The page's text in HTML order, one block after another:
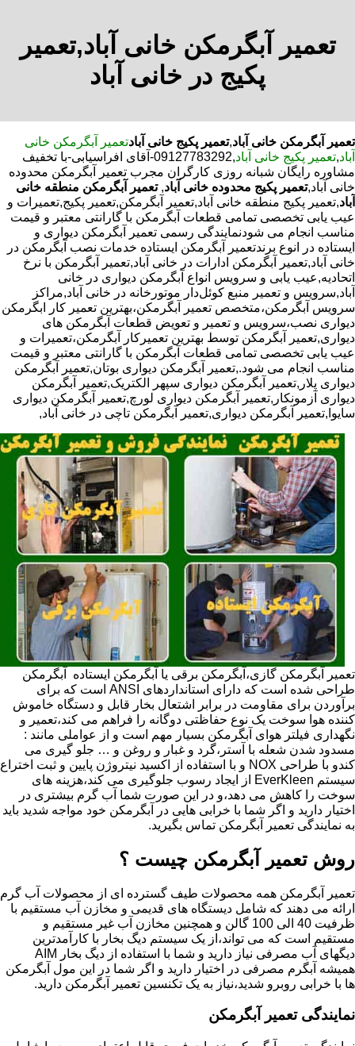
تعمیر آبگرمکن خانی آباد,تعمیر
پکیج در خانی آباد
تعمیر آبگرمکن خانی آباد,تعمیر پکیج خانی آبادتعمیر آبگرمکن خانی
آباد,تعمیر پکیج خانی آباد
,09127783292-آقای افراسیابی-با تخفیف
مشاوره رایگان شبانه روزی کارگران مجرب تعمیر آبگرمکن محدوده
خانی آباد,تعمیر پکیج محدوده خانی آباد, تعمیر آبگرمکن منطقه خانی
آباد,تعمیر پکیج منطقه خانی آباد,تعمیر آبگرمکن,تعمیر پکیج,تعمیرات و
عیب یابی تخصصی تمامی قطعات آبگرمکن با گارانتی معتبر و قیمت
مناسب انجام می شودنمایندگی رسمی تعمیر آبگرمکن دیواری و
ایستاده در انوع برندتعمیر آبگرمکن ایستاده خدمات نصب آبگرمکن در
خانی آباد,تعمیر آبگرمکن ادارات در خانی آباد,تعمیر آبگرمکن با نرخ
اتحادیه,عیب یابی و سرویس انواع آبگرمکن دیواری در خانی
آباد,سرویس و تعمیر منبع کوئل‌دار موتورخانه در خانی آباد,مراکز
سرویس آبگرمکن،متخصص تعمیر آبگرمکن،بهترین تعمیر کار ابگرمکن
دیواری نصب،سرویس و تعمیر و تعویض قطعات آبگرمکن های
دیواری,تعمیر آبگرمکن توسط بهترین تعمیرکار آبگرمکن،تعمیرات و
عیب یابی تخصصی تمامی قطعات آبگرمکن با گارانتی معتبر و قیمت
مناسب انجام می شود.,تعمیر آبگرمکن دیواری بوتان,تعمیر آبگرمکن
دیواری پلار,تعمیر آبگرمکن دیواری سپهر الکتریک,تعمیر آبگرمکن
دیواری آزمونکار,تعمیر آبگرمکن دیواری لورچ,تعمیر آبگرمکن دیواری
سایوا,تعمیر آبگرمکن دیواری,تعمیر آبگرمکن تاچی در خانی آباد,
تعمیر آبگرمکن گازی،آبگرمکن برقی یا آبگرمکن ایستاده ​ آبگرمکن
طراحی شده است که دارای استانداردهای ANSI است که برای
برآوردن برای مقاومت در برابر اشتعال بخار قابل و دستگاه خاموش
کننده هوا سوخت یک نوع حفاظتی دوگانه را فراهم می کند،تعمیر و
نگهداری فیلتر هوای آبگرمکن بسیار مهم است و از عواملی مانند :
مسدود شدن شعله با آستر،گرد و غبار و روغن و … جلو گیری می
کندو با طراحی NOX و با استفاده از اکسید نیتروژن پایین و ثبت اختراع
سیستم EverKleen از ایجاد رسوب جلوگیری می کند،هزینه های
سوخت را کاهش می دهد،و در این صورت شما آب گرم بیشتری در
اختیار دارید و اگر شما با خرابی هایی در آبگرمکن خود مواجه شدید باید
به نمایندگی تعمیر آبگرمکن تماس بگیرید.
روش تعمیر آبگرمکن چیست ؟
تعمیر آبگرمکن همه محصولات طیف گسترده ای از محصولات آب گرم
ارائه می دهند که شامل دیستگاه های قدیمی و مخازن آب مستقیم با
ظرفیت 40 الی 100 گالن و همچنین مخازن آب غیر مستقیم و
مستقیم است که می تواند،از یک سیستم دیگ بخار با کارآمدترین
دیگهای آب مصرفی نیاز دارید و شما با استفاده از دیگ بخار AIM
همیشه آبگرم مصرفی در اختیار دارید و اگر شما در این مول آبگرمکن
ها با خرابی روبرو شدید،نیاز به یک تکنسین تعمیر آبگرمکن دارید.
نمایندگی تعمیر آبگرمکن